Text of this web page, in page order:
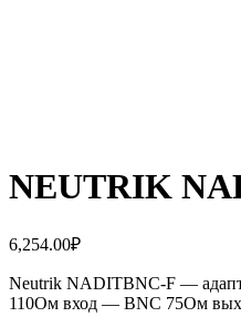
NEUTRIK
6,254.00₽
Neutrik NADITBNC-F —
110Ом вход — BNC 75Ом